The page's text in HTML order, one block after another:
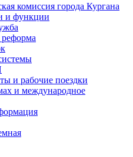
комиссия города Кургана
и функции
и рабочие поездки
и международное